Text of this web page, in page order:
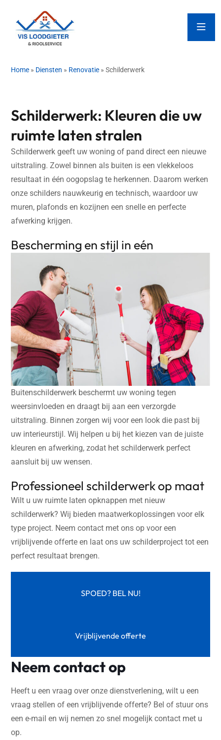
Home » Diensten » Renovatie » Schilderwerk
⁠Schilderwerk: Kleuren die uw
ruimte laten stralen
Schilderwerk geeft uw woning of pand direct een nieuwe
uitstraling. Zowel binnen als buiten is een vlekkeloos
resultaat in één oogopslag te herkennen. Daarom werken
onze schilders nauwkeurig en technisch, waardoor uw
muren, plafonds en kozijnen een snelle en perfecte
afwerking krijgen.
Bescherming en stijl in eén
Buitenschilderwerk beschermt uw woning tegen
weersinvloeden en draagt bij aan een verzorgde
uitstraling. Binnen zorgen wij voor een look die past bij
uw interieurstijl. Wij helpen u bij het kiezen van de juiste
kleuren en afwerking, zodat het schilderwerk perfect
aansluit bij uw wensen.
Professioneel schilderwerk op maat⁠
Wilt u uw ruimte laten opknappen met nieuw
schilderwerk? Wij bieden maatwerkoplossingen voor elk
type project. Neem contact met ons op voor een
vrijblijvende offerte en laat ons uw schilderproject tot een
perfect resultaat brengen.
SPOED? BEL NU!
Vrijblijvende offerte
Neem contact op
Heeft u een vraag over onze dienstverlening, wilt u een
vraag stellen of een vrijblijvende offerte? Bel of stuur ons
een e-mail en wij nemen zo snel mogelijk contact met u
op.